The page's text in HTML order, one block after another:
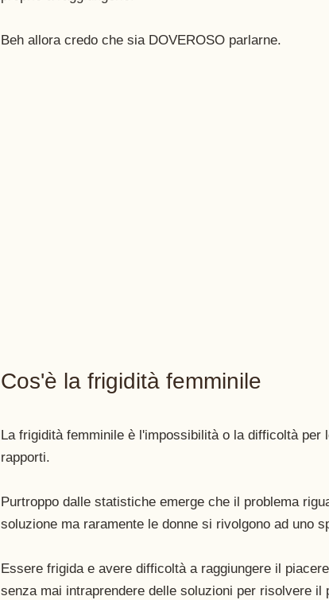
Beh allora credo che sia DOVEROSO parlarne.
Cos'è la frigidità femminile
La frigidità femminile è l'impossibilità o la difficoltà per
rapporti.
Purtroppo dalle statistiche emerge che il problema
soluzione ma raramente le donne si rivolgono ad uno
Essere frigida e avere difficoltà a raggiungere il
senza mai intraprendere delle soluzioni per risolvere il